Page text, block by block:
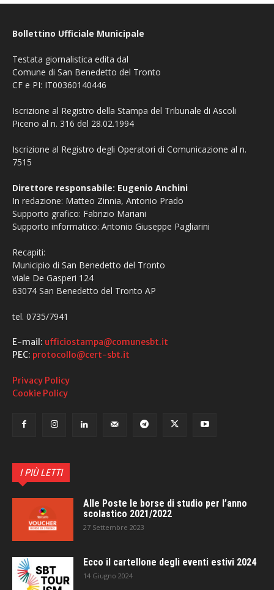
Bollettino Ufficiale Municipale
Testata giornalistica edita dal
Comune di San Benedetto del Tronto
CF e PI: IT00360140446
Iscrizione al Registro della Stampa del Tribunale di Ascoli
Piceno al n. 316 del 28.02.1994
Iscrizione al Registro degli Operatori di Comunicazione al n.
7515
Direttore responsabile: Eugenio Anchini
In redazione: Matteo Zinnia, Antonio Prado
Supporto grafico: Fabrizio Mariani
Supporto informatico: Antonio Giuseppe Pagliarini
Recapiti:
Municipio di San Benedetto del Tronto
viale De Gasperi 124
63074 San Benedetto del Tronto AP
tel. 0735/7941
E-mail: ufficiostampa@comunesbt.it
PEC: protocollo@cert-sbt.it
Privacy Policy
Cookie Policy
I PIÙ LETTI
Alle Poste le borse di studio per l’anno
scolastico 2021/2022
27 Settembre 2023
Ecco il cartellone degli eventi estivi 2024
14 Giugno 2024